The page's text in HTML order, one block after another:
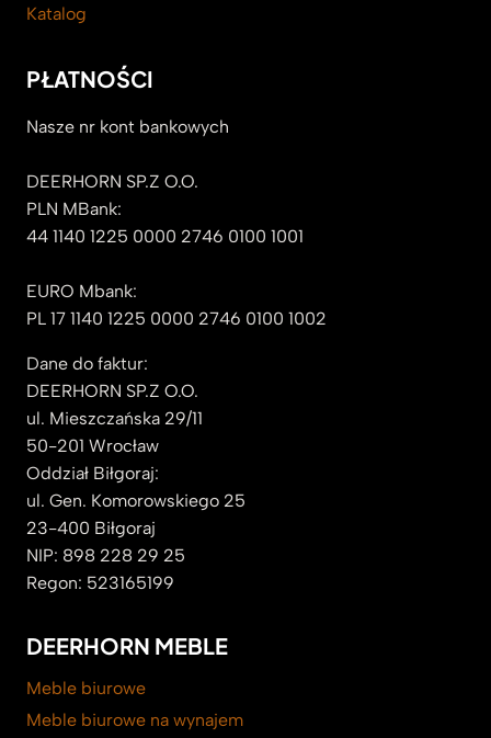
Katalog
PŁATNOŚCI
Nasze nr kont bankowych
DEERHORN SP.Z O.O.
PLN MBank:
44 1140 1225 0000 2746 0100 1001
EURO Mbank:
PL 17 1140 1225 0000 2746 0100 1002
Dane do faktur:
DEERHORN SP.Z O.O.
ul. Mieszczańska 29/11
50-201 Wrocław
Oddział Biłgoraj:
ul. Gen. Komorowskiego 25
23-400 Biłgoraj
NIP: 898 228 29 25
Regon: 523165199
DEERHORN MEBLE
Meble biurowe
Meble biurowe na wynajem